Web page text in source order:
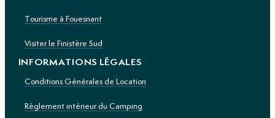
Tourisme à Fouesnant
Visiter le Finistère Sud
INFORMATIONS LÉGALES
Conditions Générales de Location
Règlement intérieur du Camping